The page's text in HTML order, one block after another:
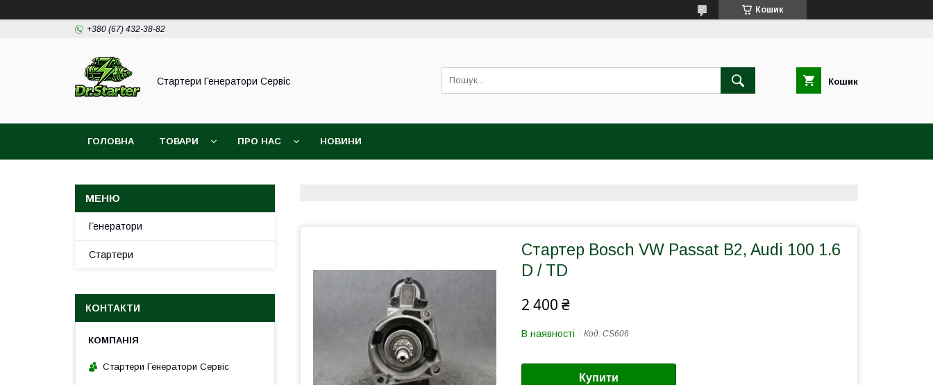
Кошик
+380 (67) 432-38-82
Стартери Генератори Сервіс Кошик
ГОЛОВНА ТОВАРИ ПРО НАС НОВИНИ
Стартер Bosch VW Passat B2, Audi 100 1.6
D / TD
2 400 ₴
В наявності Код: CS606
Купити
Генератори
Стартери
КОНТАКТИ
Стартери Генератори Сервіс